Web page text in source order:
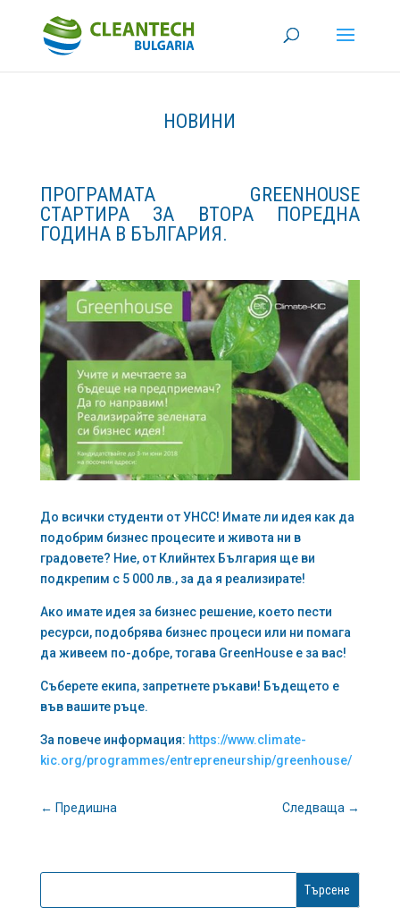
НОВИНИ
ПРОГРАМАТА GREENHOUSE
СТАРТИРА ЗА ВТОРА ПОРЕДНА
ГОДИНА В БЪЛГАРИЯ.
До всички студенти от УНСС! Имате ли идея как да
подобрим бизнес процесите и живота ни в
градовете? Ние, от Клийнтех България ще ви
подкрепим с 5 000 лв., за да я реализирате!
Ако имате идея за бизнес решение, което пести
ресурси, подобрява бизнес процеси или ни помага
да живеем по-добре, тогава GreenHouse е за вас!
Съберете екипа, запретнете ръкави! Бъдещето е
във вашите ръце.
За повече информация: https://www.climate-
kic.org/programmes/entrepreneurship/greenhouse/
← Предишна Следваща →